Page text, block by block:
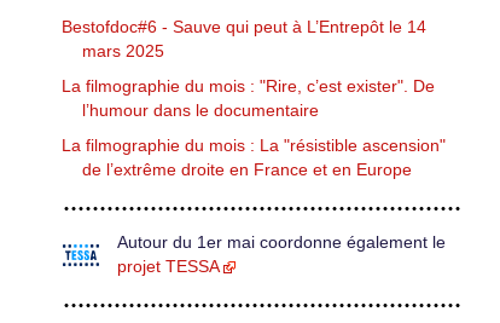
Bestofdoc#6 - Sauve qui peut à L’Entrepôt le 14
mars 2025
La filmographie du mois : "Rire, c’est exister". De
l’humour dans le documentaire
La filmographie du mois : La "résistible ascension"
de l’extrême droite en France et en Europe
Autour du 1er mai coordonne également le
projet TESSA